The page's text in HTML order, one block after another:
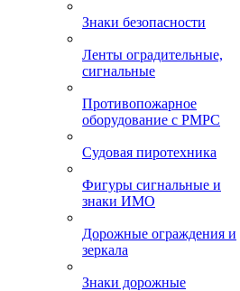
Знаки безопасности
Ленты оградительные,
сигнальные
Противопожарное
оборудование с РМРС
Судовая пиротехника
Фигуры сигнальные и
знаки ИМО
Дорожные ограждения и
зеркала
Знаки дорожные